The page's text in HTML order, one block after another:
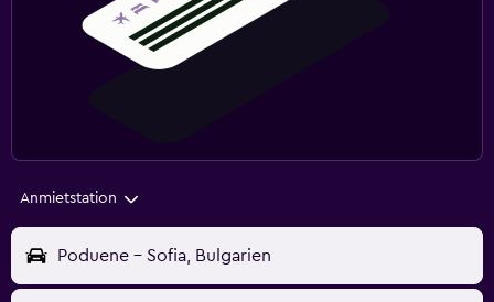
Anmietstation
Poduene - Sofia, Bulgarien